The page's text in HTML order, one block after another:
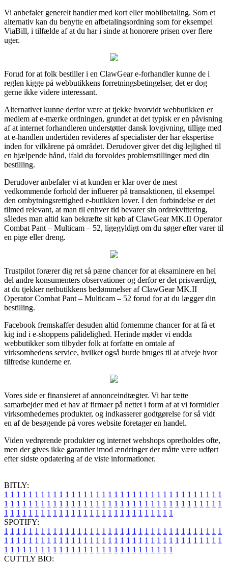
Vi anbefaler generelt handler med kort eller mobilbetaling. Som et
alternativ kan du benytte en afbetalingsordning som for eksempel
ViaBill, i tilfælde af at du har i sinde at honorere prisen over flere
uger.
Forud for at folk bestiller i en ClawGear e-forhandler kunne de i
reglen kigge på webbutikkens forretningsbetingelser, det er dog
gerne ikke videre interessant.
Alternativet kunne derfor være at tjekke hvorvidt webbutikken er
medlem af e-mærke ordningen, grundet at det typisk er en påvisning
af at internet forhandleren understøtter dansk lovgivning, tillige med
at e-handlen undertiden revideres af specialister der har ekspertise
inden for vilkårene på området. Derudover giver det dig lejlighed til
en hjælpende hånd, ifald du forvoldes problemstillinger med din
bestilling.
Derudover anbefaler vi at kunden er klar over de mest
vedkommende forhold der influerer på transaktionen, til eksempel
den ombytningsrettighed e-butikken lover. I den forbindelse er det
tilmed relevant, at man til enhver tid bevarer sin ordrekvittering,
således man altid kan bekræfte sit køb af ClawGear MK.II Operator
Combat Pant – Multicam – 52, ligegyldigt om du søger efter varer til
en pige eller dreng.
Trustpilot forærer dig ret så pæne chancer for at eksaminere en hel
del andre konsumenters observationer og derfor er det prisværdigt,
at du tjekker netbutikkens bedømmelser af ClawGear MK.II
Operator Combat Pant – Multicam – 52 forud for at du lægger din
bestilling.
Facebook fremskaffer desuden altid fornemme chancer for at få et
kig ind i e-shoppens pålidelighed. Herinde møder vi endda
webbutikker som tilbyder folk at forfatte en omtale af
virksomhedens service, hvilket også burde bruges til at afveje hvor
tilfredse kunderne er.
Vores side er finansieret af annonceindtægter. Vi har tætte
samarbejder med et hav af firmaer på nettet i form af at vi formidler
virksomhedernes produkter, og indkasserer godtgørelse for så vidt
en af de besøgende på vores website foretager en handel.
Viden vedrørende produkter og internet webshops opretholdes ofte,
men der gives ikke garantier imod ændringer der måtte være udført
efter sidste opdatering af de viste informationer.
BITLY:
1 1 1 1 1 1 1 1 1 1 1 1 1 1 1 1 1 1 1 1 1 1 1 1 1 1 1 1 1 1 1 1 1 1 1 1
1 1 1 1 1 1 1 1 1 1 1 1 1 1 1 1 1 1 1 1 1 1 1 1 1 1 1 1 1 1 1 1 1 1 1 1
1 1 1 1 1 1 1 1 1 1 1 1 1 1 1 1 1 1 1 1 1 1 1 1 1 1 1 1
SPOTIFY:
1 1 1 1 1 1 1 1 1 1 1 1 1 1 1 1 1 1 1 1 1 1 1 1 1 1 1 1 1 1 1 1 1 1 1 1
1 1 1 1 1 1 1 1 1 1 1 1 1 1 1 1 1 1 1 1 1 1 1 1 1 1 1 1 1 1 1 1 1 1 1 1
1 1 1 1 1 1 1 1 1 1 1 1 1 1 1 1 1 1 1 1 1 1 1 1 1 1 1 1
CUTTLY BIO: